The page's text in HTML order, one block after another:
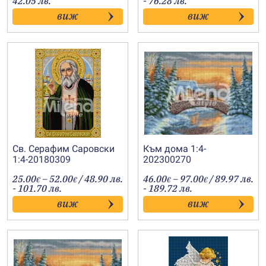
9.20€
through
21.50€
виж
18.50€
through
39.00€
виж
Св. Серафим Саровски
1:4-20180309
25.00€ –52.00€Price
range:
25.00€
through
52.00€
/ 48.90 лв.
- 101.70 лв.
виж
Към дома 1:4-
202300270
46.00€ – 97.00€Price
range:
46.00€
through
97.00€
/ 89.97 лв.
- 189.72 лв.
виж